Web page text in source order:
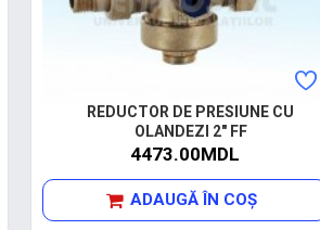
REDUCTOR DE PRESIUNE CU
OLANDEZI 2" FF
4473.00MDL
ADAUGĂ ÎN COŞ